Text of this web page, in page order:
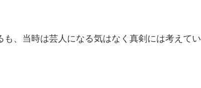
、当時は芸人になる気はなく真剣には考えてい